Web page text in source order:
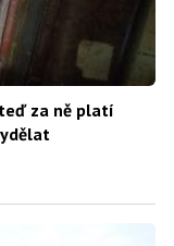
za ně platí